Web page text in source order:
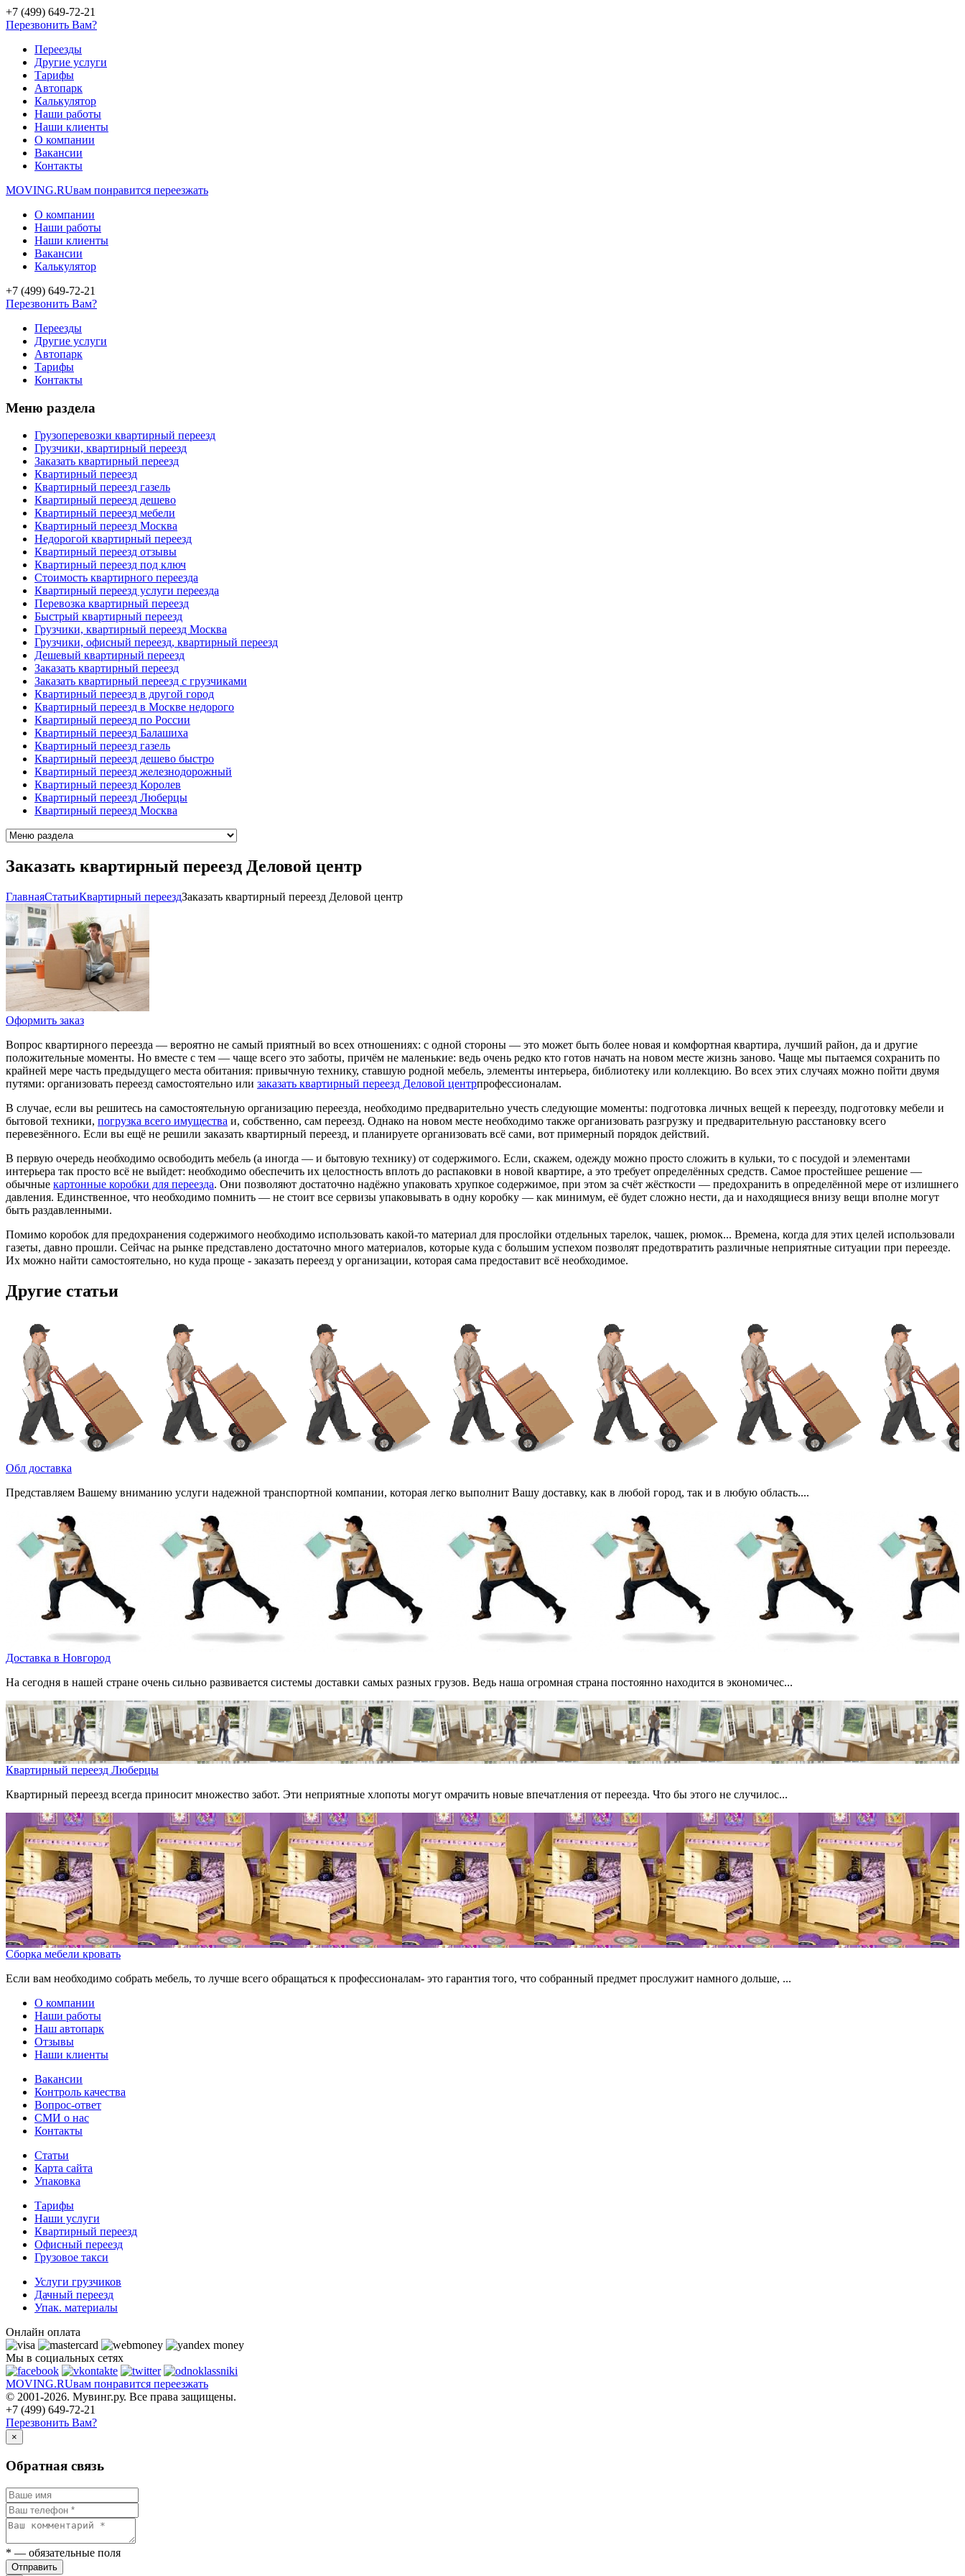
+7 (499) 649-72-21
Перезвонить Вам?
Переезды
Другие услуги
Тарифы
Автопарк
Калькулятор
Наши работы
Наши клиенты
О компании
Вакансии
Контакты
MOVING.RUвам понравится переезжать
О компании
Наши работы
Наши клиенты
Вакансии
Калькулятор
+7 (499) 649-72-21
Перезвонить Вам?
Переезды
Другие услуги
Автопарк
Тарифы
Контакты
Меню раздела
Грузоперевозки квартирный переезд
Грузчики, квартирный переезд
Заказать квартирный переезд
Квартирный переезд
Квартирный переезд газель
Квартирный переезд дешево
Квартирный переезд мебели
Квартирный переезд Москва
Недорогой квартирный переезд
Квартирный переезд отзывы
Квартирный переезд под ключ
Стоимость квартирного переезда
Квартирный переезд услуги переезда
Перевозка квартирный переезд
Быстрый квартирный переезд
Грузчики, квартирный переезд Москва
Грузчики, офисный переезд, квартирный переезд
Дешевый квартирный переезд
Заказать квартирный переезд
Заказать квартирный переезд с грузчиками
Квартирный переезд в другой город
Квартирный переезд в Москве недорого
Квартирный переезд по России
Квартирный переезд Балашиха
Квартирный переезд газель
Квартирный переезд дешево быстро
Квартирный переезд железнодорожный
Квартирный переезд Королев
Квартирный переезд Люберцы
Квартирный переезд Москва
Заказать квартирный переезд Деловой центр
ГлавнаяCтатьиКвартирный переездЗаказать квартирный переезд Деловой центр
Оформить заказ
Вопрос квартирного переезда — вероятно не самый приятный во всех отношениях: с одной стороны — это может быть более новая и комфортная квартира, лучший район, да и другие
положительные моменты. Но вместе с тем — чаще всего это заботы, причём не маленькие: ведь очень редко кто готов начать на новом месте жизнь заново. Чаще мы пытаемся сохранить по
крайней мере часть предыдущего места обитания: привычную технику, ставшую родной мебель, элементы интерьера, библиотеку или коллекцию. Во всех этих случаях можно пойти двумя
путями: организовать переезд самостоятельно или заказать квартирный переезд Деловой центрпрофессионалам.
В случае, если вы решитесь на самостоятельную организацию переезда, необходимо предварительно учесть следующие моменты: подготовка личных вещей к переезду, подготовку мебели и
бытовой техники, погрузка всего имущества и, собственно, сам переезд. Однако на новом месте необходимо также организовать разгрузку и предварительную расстановку всего
перевезённого. Если вы ещё не решили заказать квартирный переезд, и планируете организовать всё сами, вот примерный порядок действий.
В первую очередь необходимо освободить мебель (а иногда — и бытовую технику) от содержимого. Если, скажем, одежду можно просто сложить в кульки, то с посудой и элементами
интерьера так просто всё не выйдет: необходимо обеспечить их целостность вплоть до распаковки в новой квартире, а это требует определённых средств. Самое простейшее решение —
обычные картонные коробки для переезда. Они позволяют достаточно надёжно упаковать хрупкое содержимое, при этом за счёт жёсткости — предохранить в определённой мере от излишнего
давления. Единственное, что необходимо помнить — не стоит все сервизы упаковывать в одну коробку — как минимум, её будет сложно нести, да и находящиеся внизу вещи вполне могут
быть раздавленными.
Помимо коробок для предохранения содержимого необходимо использовать какой-то материал для прослойки отдельных тарелок, чашек, рюмок... Времена, когда для этих целей использовали
газеты, давно прошли. Сейчас на рынке представлено достаточно много материалов, которые куда с большим успехом позволят предотвратить различные неприятные ситуации при переезде.
Их можно найти самостоятельно, но куда проще - заказать переезд у организации, которая сама предоставит всё необходимое.
Другие статьи
Обл доставка
Представляем Вашему вниманию услуги надежной транспортной компании, которая легко выполнит Вашу доставку, как в любой город, так и в любую область....
Доставка в Новгород
На сегодня в нашей стране очень сильно развивается системы доставки самых разных грузов. Ведь наша огромная страна постоянно находится в экономичес...
Квартирный переезд Люберцы
Квартирный переезд всегда приносит множество забот. Эти неприятные хлопоты могут омрачить новые впечатления от переезда. Что бы этого не случилос...
Сборка мебели кровать
Если вам необходимо собрать мебель, то лучше всего обращаться к профессионалам- это гарантия того, что собранный предмет прослужит намного дольше, ...
О компании
Наши работы
Наш автопарк
Отзывы
Наши клиенты
Вакансии
Контроль качества
Вопрос-ответ
СМИ о нас
Контакты
Статьи
Карта сайта
Упаковка
Тарифы
Наши услуги
Квартирный переезд
Офисный переезд
Грузовое такси
Услуги грузчиков
Дачный переезд
Упак. материалы
Онлайн оплата
Мы в социальных сетях
MOVING.RUвам понравится переезжать
© 2001-2026. Мувинг.ру. Все права защищены.
+7 (499) 649-72-21
Перезвонить Вам?
×
Обратная связь
* — обязательные поля
Отправить